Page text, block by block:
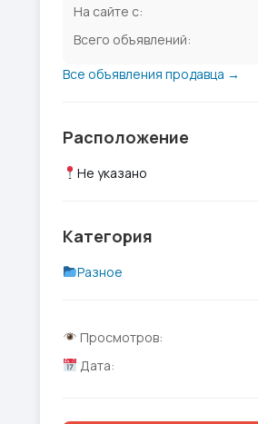
На сайте с:
Всего объявлений:
Все объявления продавца →
Расположение
Не указано
Категория
Разное
Просмотров:
Дата: